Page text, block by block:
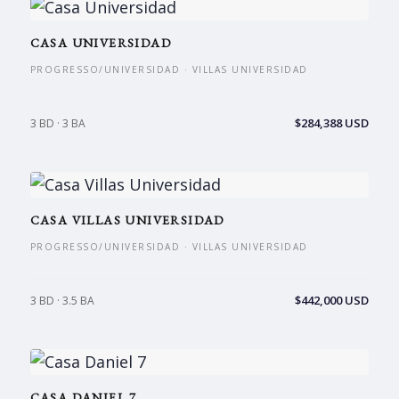
CASA UNIVERSIDAD
PROGRESSO/UNIVERSIDAD · VILLAS UNIVERSIDAD
3 BD · 3 BA $284,388 USD
CASA VILLAS UNIVERSIDAD
PROGRESSO/UNIVERSIDAD · VILLAS UNIVERSIDAD
3 BD · 3.5 BA $442,000 USD